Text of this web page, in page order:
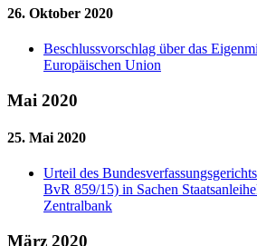
26. Oktober 2020
Beschlussvorschlag über das
Europäischen Union
Mai 2020
25. Mai 2020
Urteil des
BvR 859/15) in Sachen
Zentralbank
März 2020